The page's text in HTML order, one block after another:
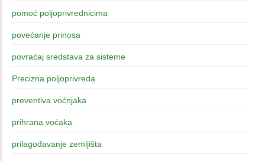
pomoć poljoprivrednicima
povećanje prinosa
povraćaj sredstava za sisteme
Precizna poljoprivreda
preventiva voćnjaka
prihrana voćaka
prilagođavanje zemljišta